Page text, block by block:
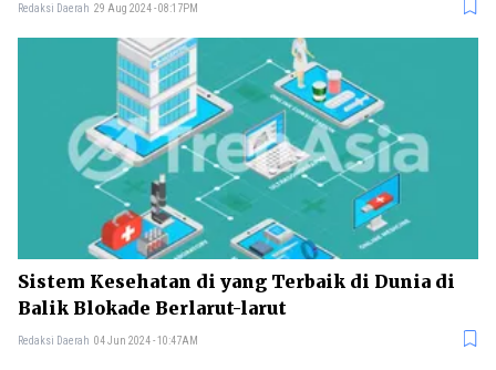
Redaksi Daerah 29 Aug 2024 - 08:17PM
Sistem Kesehatan di yang Terbaik di Dunia di
Balik Blokade Berlarut-larut
Redaksi Daerah 04 Jun 2024 - 10:47AM